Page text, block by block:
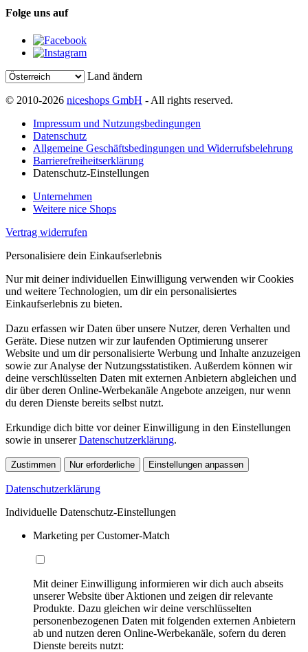
Folge uns auf
Land ändern
© 2010-2026 niceshops GmbH - All rights reserved.
Impressum und Nutzungsbedingungen
Datenschutz
Allgemeine Geschäftsbedingungen und Widerrufsbelehrung
Barrierefreiheitserklärung
Datenschutz-Einstellungen
Unternehmen
Weitere nice Shops
Vertrag widerrufen
Personalisiere dein Einkaufserlebnis
Nur mit deiner individuellen Einwilligung verwenden wir Cookies
und weitere Technologien, um dir ein personalisiertes
Einkaufserlebnis zu bieten.
Dazu erfassen wir Daten über unsere Nutzer, deren Verhalten und
Geräte. Diese nutzen wir zur laufenden Optimierung unserer
Website und um dir personalisierte Werbung und Inhalte anzuzeigen
sowie zur Analyse der Nutzungsstatistiken. Außerdem können wir
deine verschlüsselten Daten mit externen Anbietern abgleichen und
dir über deren Online-Werbekanäle Angebote anzeigen, nur wenn
du deren Dienste bereits selbst nutzt.
Erkundige dich bitte vor deiner Einwilligung in den Einstellungen
sowie in unsererDatenschutzerklärung.
Zustimmen Nur erforderliche Einstellungen anpassen
Datenschutzerklärung
Individuelle Datenschutz-Einstellungen
Marketing per Customer-Match
Mit deiner Einwilligung informieren wir dich auch abseits
unserer Website über Aktionen und zeigen dir relevante
Produkte. Dazu gleichen wir deine verschlüsselten
personenbezogenen Daten mit folgenden externen Anbietern
ab und nutzen deren Online-Werbekanäle, sofern du deren
Dienste bereits nutzt: